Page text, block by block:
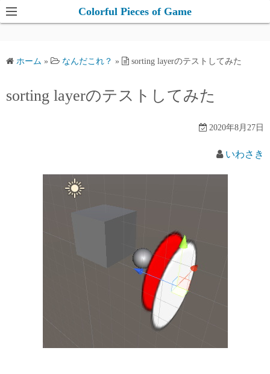
コ
ン
ス
Colorful Pieces of Game
ホーム » なんだこれ？ » sorting layerのテストしてみた
sorting layerのテストしてみた
2020年8月27日
いわさき